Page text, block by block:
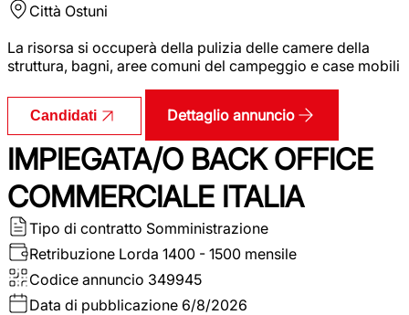
Città Ostuni
La risorsa si occuperà della pulizia delle camere della
struttura, bagni, aree comuni del campeggio e case mobili
Candidati Dettaglio annuncio
IMPIEGATA/O BACK OFFICE
COMMERCIALE ITALIA
Tipo di contratto Somministrazione
Retribuzione Lorda 1400 - 1500 mensile
Codice annuncio 349945
Data di pubblicazione 6/8/2026